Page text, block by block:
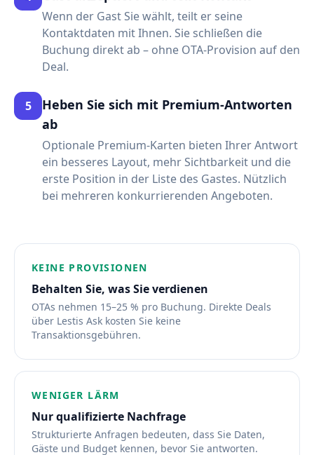
Wenn der Gast Sie wählt, teilt er seine
Kontaktdaten mit Ihnen. Sie schließen die
Buchung direkt ab – ohne OTA-Provision auf den
Deal.
5
Heben Sie sich mit Premium-Antworten
ab
Optionale Premium-Karten bieten Ihrer Antwort
ein besseres Layout, mehr Sichtbarkeit und die
erste Position in der Liste des Gastes. Nützlich
bei mehreren konkurrierenden Angeboten.
KEINE PROVISIONEN
Behalten Sie, was Sie verdienen
OTAs nehmen 15–25 % pro Buchung. Direkte Deals
über Lestis Ask kosten Sie keine
Transaktionsgebühren.
WENIGER LÄRM
Nur qualifizierte Nachfrage
Strukturierte Anfragen bedeuten, dass Sie Daten,
Gäste und Budget kennen, bevor Sie antworten.